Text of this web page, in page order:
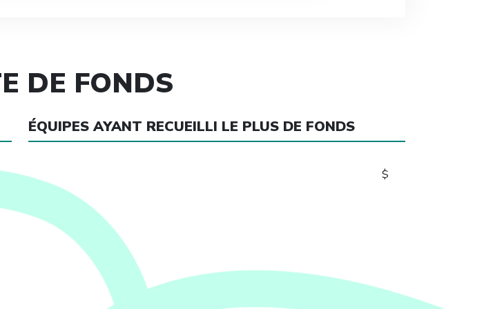
DE FONDS
ÉQUIPES AYANT RECUEILLI LE PLUS DE FONDS
$